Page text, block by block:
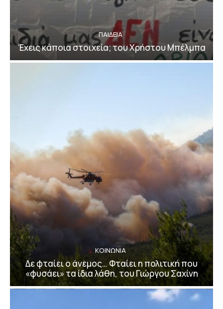
ΠΑΙΔΕΙΑ
Έχεις κάποια στοιχεία; του Χρήστου Μπέλμπα
ΚΟΙΝΩΝΙΑ
Δε φταίει ο άνεμος… Φταίει η πολιτική που
«φυσάει» τα ίδια λάθη, του Γιώργου Σαχίνη